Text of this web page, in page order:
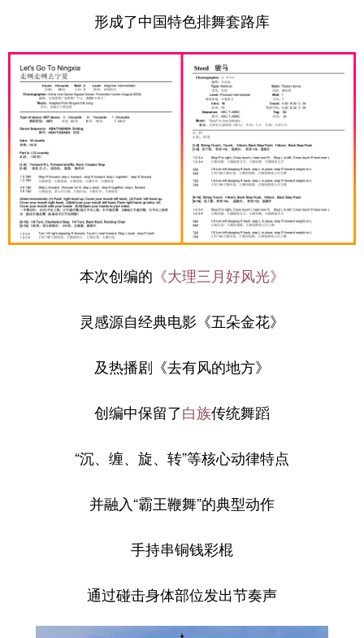
形成了中国特色排舞套路库
本次创编的 《大理三月好风光》
灵感源自经典电影《五朵金花》
及热播剧《去有风的地方》
创编中保留了白族传统舞蹈
“沉、缠、旋、转”等核心动律特点
并融入“霸王鞭舞”的典型动作
手持串铜钱彩棍
通过碰击身体部位发出节奏声